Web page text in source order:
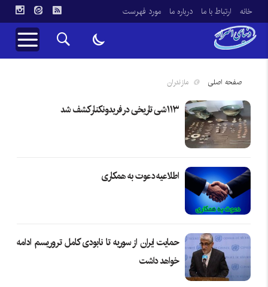
خانه ارتباط با ما درباره ما مورد فهرست
صفحه اصلی مازندران
۱۱۳شی تاریخی در فریدونکنار کشف شد
اطلاعیه دعوت به همکاری
حمایت ایران از سوریه تا نابودی کامل تروریسم ادامه
خواهد داشت